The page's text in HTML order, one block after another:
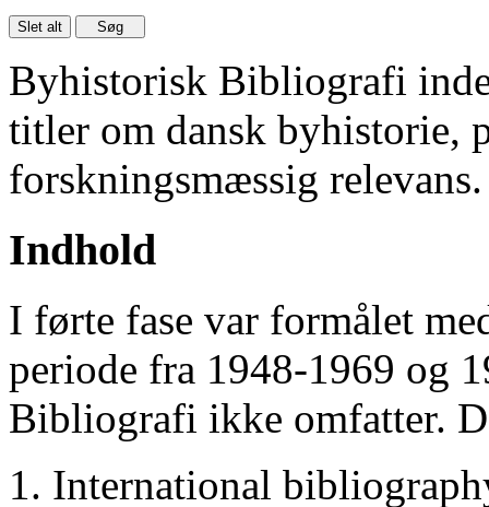
Byhistorisk Bibliografi
titler om dansk byhistorie,
forskningsmæssig relevans.
Indhold
I førte fase var formålet
periode fra 1948-1969 og
Bibliografi ikke omfatter.
International